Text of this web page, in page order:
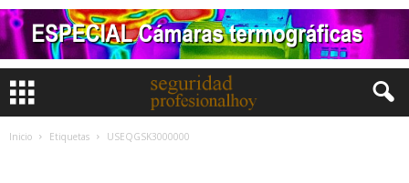
Inicio Etiquetas USEQGSK3000000